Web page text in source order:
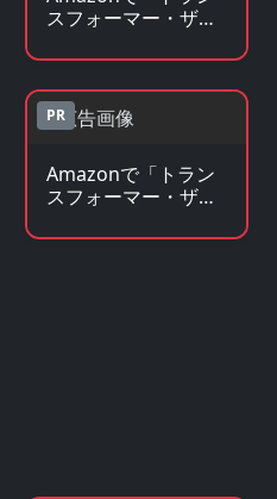
スフォーマー・ザ・
の原作コミックを見
る
PR
Amazonで「トラン
スフォーマー・ザ・
のグッズ・フィギュ